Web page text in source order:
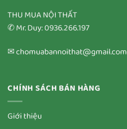
THU MUA NỘI THẤT
✆ Mr. Duy: 0936.266.197
✉ chomuabannoithat@gmail.com
CHÍNH SÁCH BÁN HÀNG
Giới thiệu